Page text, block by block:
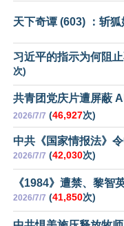
天下奇谭 (603) ：斩狐
习近平的指示为何阻
次)
共青团党庆片遭屏蔽
2026/7/7 (46,927次)
中共《国家情报法》
2026/7/7 (42,030次)
《1984》遭禁、黎智
2026/7/7 (41,850次)